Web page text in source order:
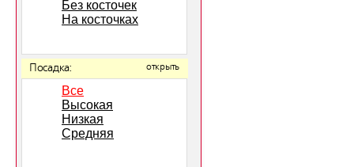
Без косточек
На косточках
Посадка: открыть
Все
Высокая
Низкая
Средняя